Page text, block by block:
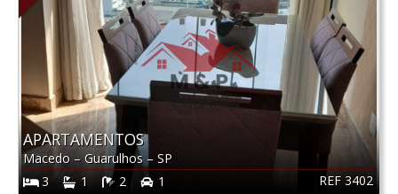
REF 3402
APARTAMENTOS
Macedo – Guarulhos– SP
3
1 2 1